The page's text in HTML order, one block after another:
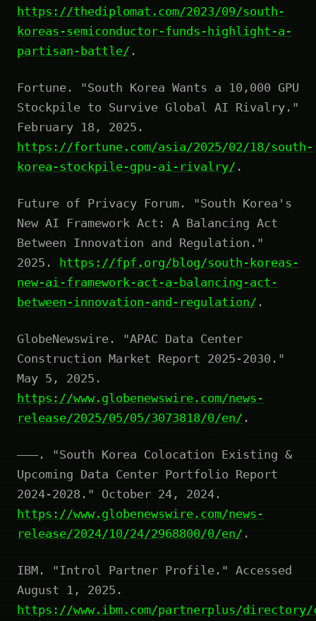
https://thediplomat.com/2023/09/south-
koreas-semiconductor-funds-highlight-a-
partisan-battle/ .
Fortune. "South Korea Wants a 10,000 GPU
Stockpile to Survive Global AI Rivalry."
February 18, 2025.
https://fortune.com/asia/2025/02/18/south-
korea-stockpile-gpu-ai-rivalry/ .
Future of Privacy Forum. "South Korea's
New AI Framework Act: A Balancing Act
Between Innovation and Regulation."
2025. https://fpf.org/blog/south-koreas-
new-ai-framework-act-a-balancing-act-
between-innovation-and-regulation/ .
GlobeNewswire. "APAC Data Center
Construction Market Report 2025-2030."
May 5, 2025.
https://www.globenewswire.com/news-
release/2025/05/05/3073818/0/en/ .
———. "South Korea Colocation Existing &
Upcoming Data Center Portfolio Report
2024-2028." October 24, 2024.
https://www.globenewswire.com/news-
release/2024/10/24/2968800/0/en/ .
IBM. "Introl Partner Profile." Accessed
August 1, 2025.
https://www.ibm.com/partnerplus/directory/